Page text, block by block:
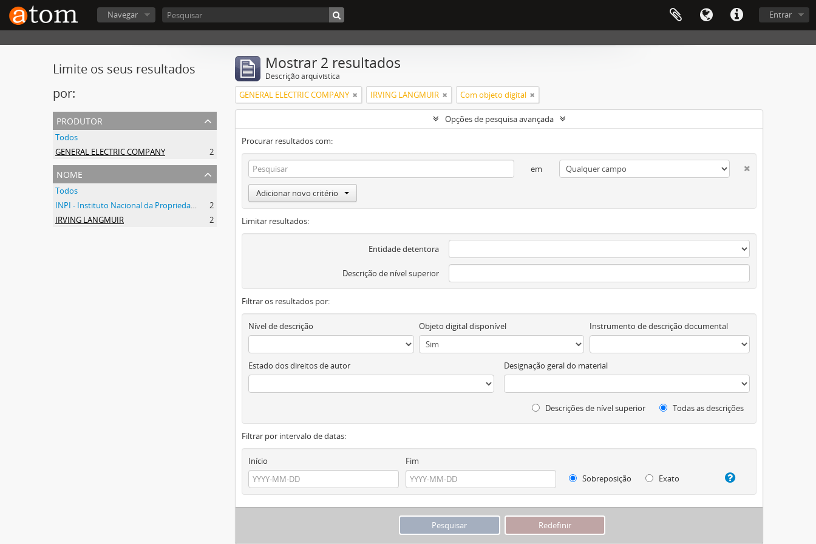
Entrar
Navegar
Limite os seus resultados
por:
produtor
Todos
GENERAL ELECTRIC COMPANY
2
nome
Todos
INPI - Instituto Nacional da Propriedade Industrial
2
IRVING LANGMUIR
2
Mostrar 2 resultados
Descrição arquivística
GENERAL ELECTRIC COMPANY IRVING LANGMUIR Com objeto digital
Opções de pesquisa avançada
Procurar resultados com:
em
Adicionar novo critério
Limitar resultados:
Entidade detentora
Descrição de nível superior
Filtrar os resultados por:
Nível de descrição Objeto digital disponível Instrumento de descrição documental
Estado dos direitos de autor Designação geral do material
Descrições de nível superior Todas as descrições
Filtrar por intervalo de datas:
Início
Fim
Sobreposição
Exato